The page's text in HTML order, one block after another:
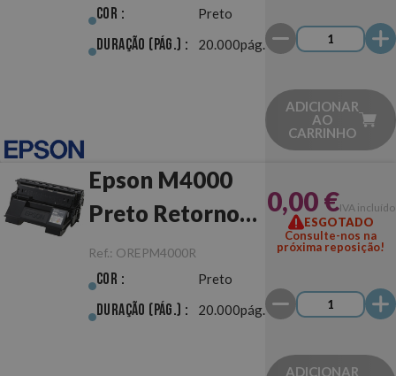
Cor : Preto
Duração (pág.) : 20.000pág.
ADICIONAR
AO
CARRINHO
Epson M4000
Preto Retorno
Original
Ref.: OREPM4000R
Cor : Preto
Duração (pág.) : 20.000pág.
0,00 €IVA incluído
ESGOTADO
Consulte-nos na
próxima reposição!
ADICIONAR